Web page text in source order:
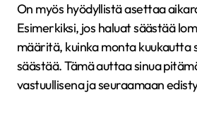
On myös hyödyllistä asettaa
Esimerkiksi, jos haluat säästää
määritä, kuinka monta kuukautta
säästää. Tämä auttaa sinua
vastuullisena ja seuraamaan